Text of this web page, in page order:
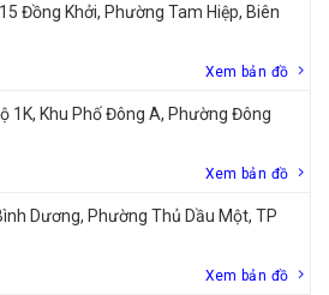
Đồng Khởi, Phường Tam Hiệp, Biên
Xem bản đồ
1K, Khu Phố Đông A, Phường Đông
Xem bản đồ
Dương, Phường Thủ Dầu Một, TP
Xem bản đồ